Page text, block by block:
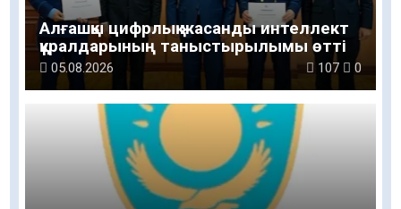
Алғашқы цифрлық жасанды интеллект
құралдарының таныстырылымы өтті
05.08.2026 107 0